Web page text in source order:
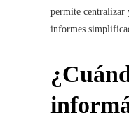
permite centralizar
informes